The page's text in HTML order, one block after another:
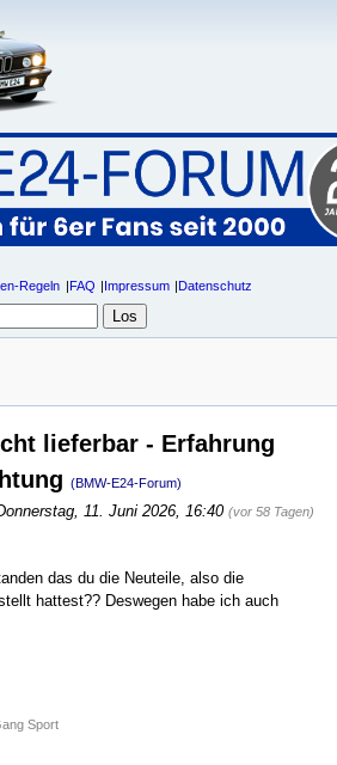
Regeln FAQ Impressum Datenschutz
lieferbar - Erfahrung
(BMW-E24-Forum)
11. Juni 2026, 16:40 (vor 58 Tagen)
das du die Neuteile, also die
hattest?? Deswegen habe ich auch
Sport